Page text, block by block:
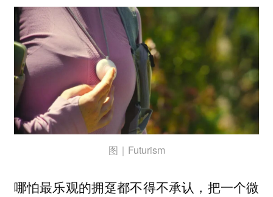
图｜Futurism
哪怕最乐观的拥趸都不得不承认，把一个微